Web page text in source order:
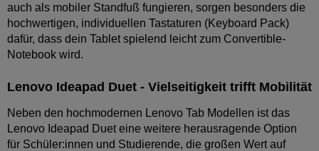
auch als mobiler Standfuß fungieren, sorgen besonders die
hochwertigen, individuellen Tastaturen (Keyboard Pack)
dafür, dass dein Tablet spielend leicht zum Convertible-
Notebook wird.
Lenovo Ideapad Duet - Vielseitigkeit trifft Mobilität
Neben den hochmodernen Lenovo Tab Modellen ist das
Lenovo Ideapad Duet eine weitere herausragende Option
für Schüler:innen und Studierende, die großen Wert auf